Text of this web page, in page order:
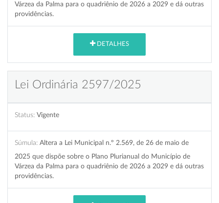
Várzea da Palma para o quadriênio de 2026 a 2029 e dá outras
providências.
DETALHES
Lei Ordinária 2597/2025
Status: Vigente
Súmula: Altera a Lei Municipal n.º 2.569, de 26 de maio de
2025 que dispõe sobre o Plano Plurianual do Município de
Várzea da Palma para o quadriênio de 2026 a 2029 e dá outras
providências.